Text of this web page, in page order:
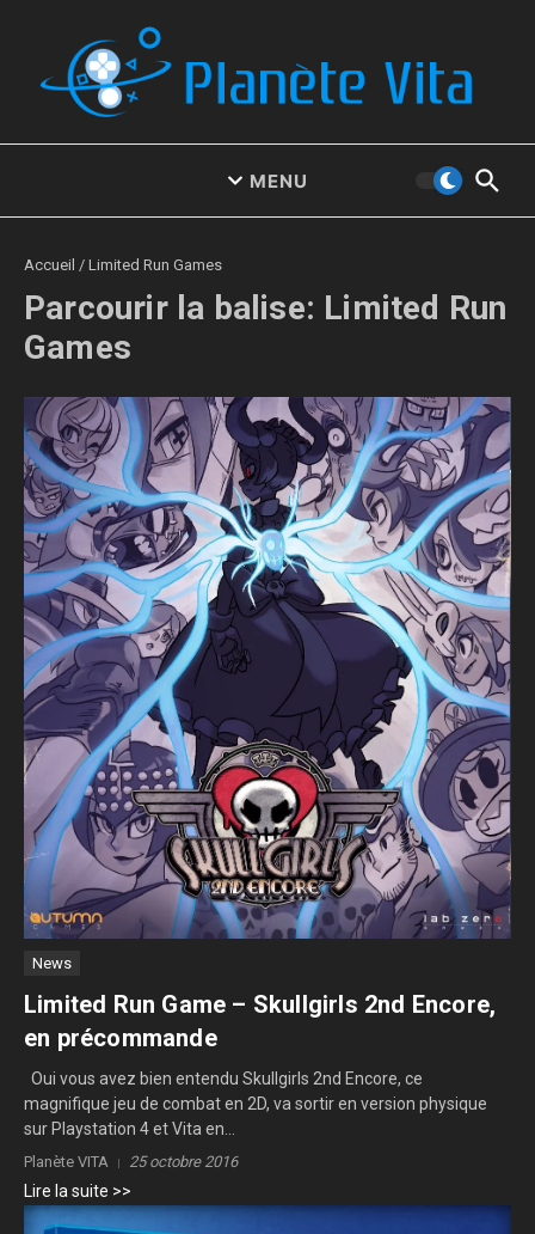
MENU
Accueil / Limited Run Games
Parcourir la balise: Limited Run
Games
News
Limited Run Game – Skullgirls 2nd Encore,
en précommande
Oui vous avez bien entendu Skullgirls 2nd Encore, ce
magnifique jeu de combat en 2D, va sortir en version physique
sur Playstation 4 et Vita en...
Planète VITA 25 octobre 2016
Lire la suite >>